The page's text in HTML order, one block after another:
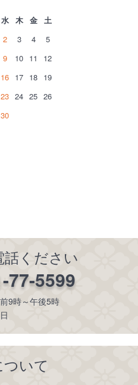
水 木 金
土
2 3 4
5
9 10 11
12
16 17 18 19
23 24 25 26
30
ください
77-5599
9時～午後5時
いて